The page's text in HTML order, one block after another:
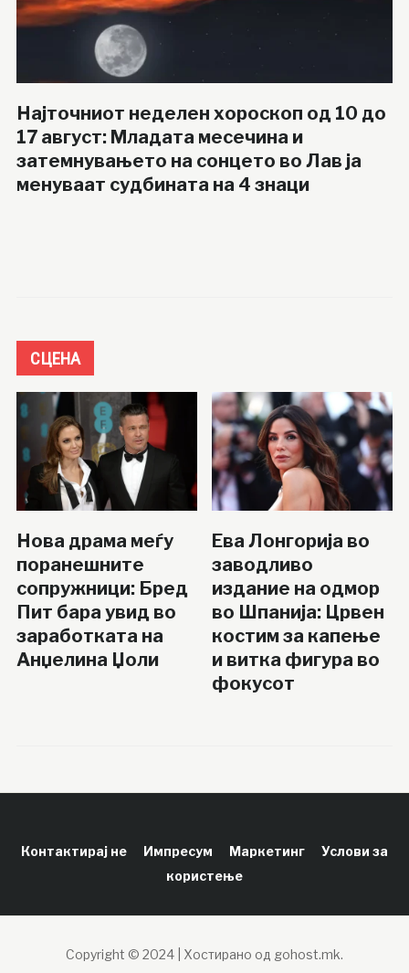
Најточниот неделен хороскоп од 10 до
17 август: Младата месечина и
затемнувањето на сонцето во Лав ја
менуваат судбината на 4 знаци
СЦЕНА
Нова драма меѓу
поранешните
сопружници: Бред
Пит бара увид во
заработката на
Анџелина Џоли
Ева Лонгорија во
заводливо
издание на одмор
во Шпанија: Црвен
костим за капење
и витка фигура во
фокусот
Контактирај не Импресум Маркетинг
Услови за
користење
Copyright © 2024 | Хостирано од gohost.mk.